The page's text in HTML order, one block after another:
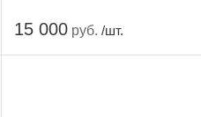
15 000 руб. /шт.